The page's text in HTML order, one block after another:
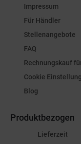
Impressum
Für Händler
Stellenangebote
FAQ
Rechnungskauf
Cookie
Blog
Produktbezogen
Lieferzeit